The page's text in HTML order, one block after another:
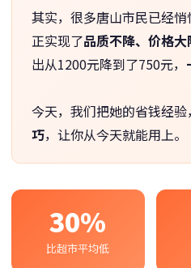
其实，很多唐山市民已经
正实现了品质不降、价格大
出从1200元降到了750元，
今天，我们把她的省钱经
巧，让你从今天就能用上。
30%
比超市平均低